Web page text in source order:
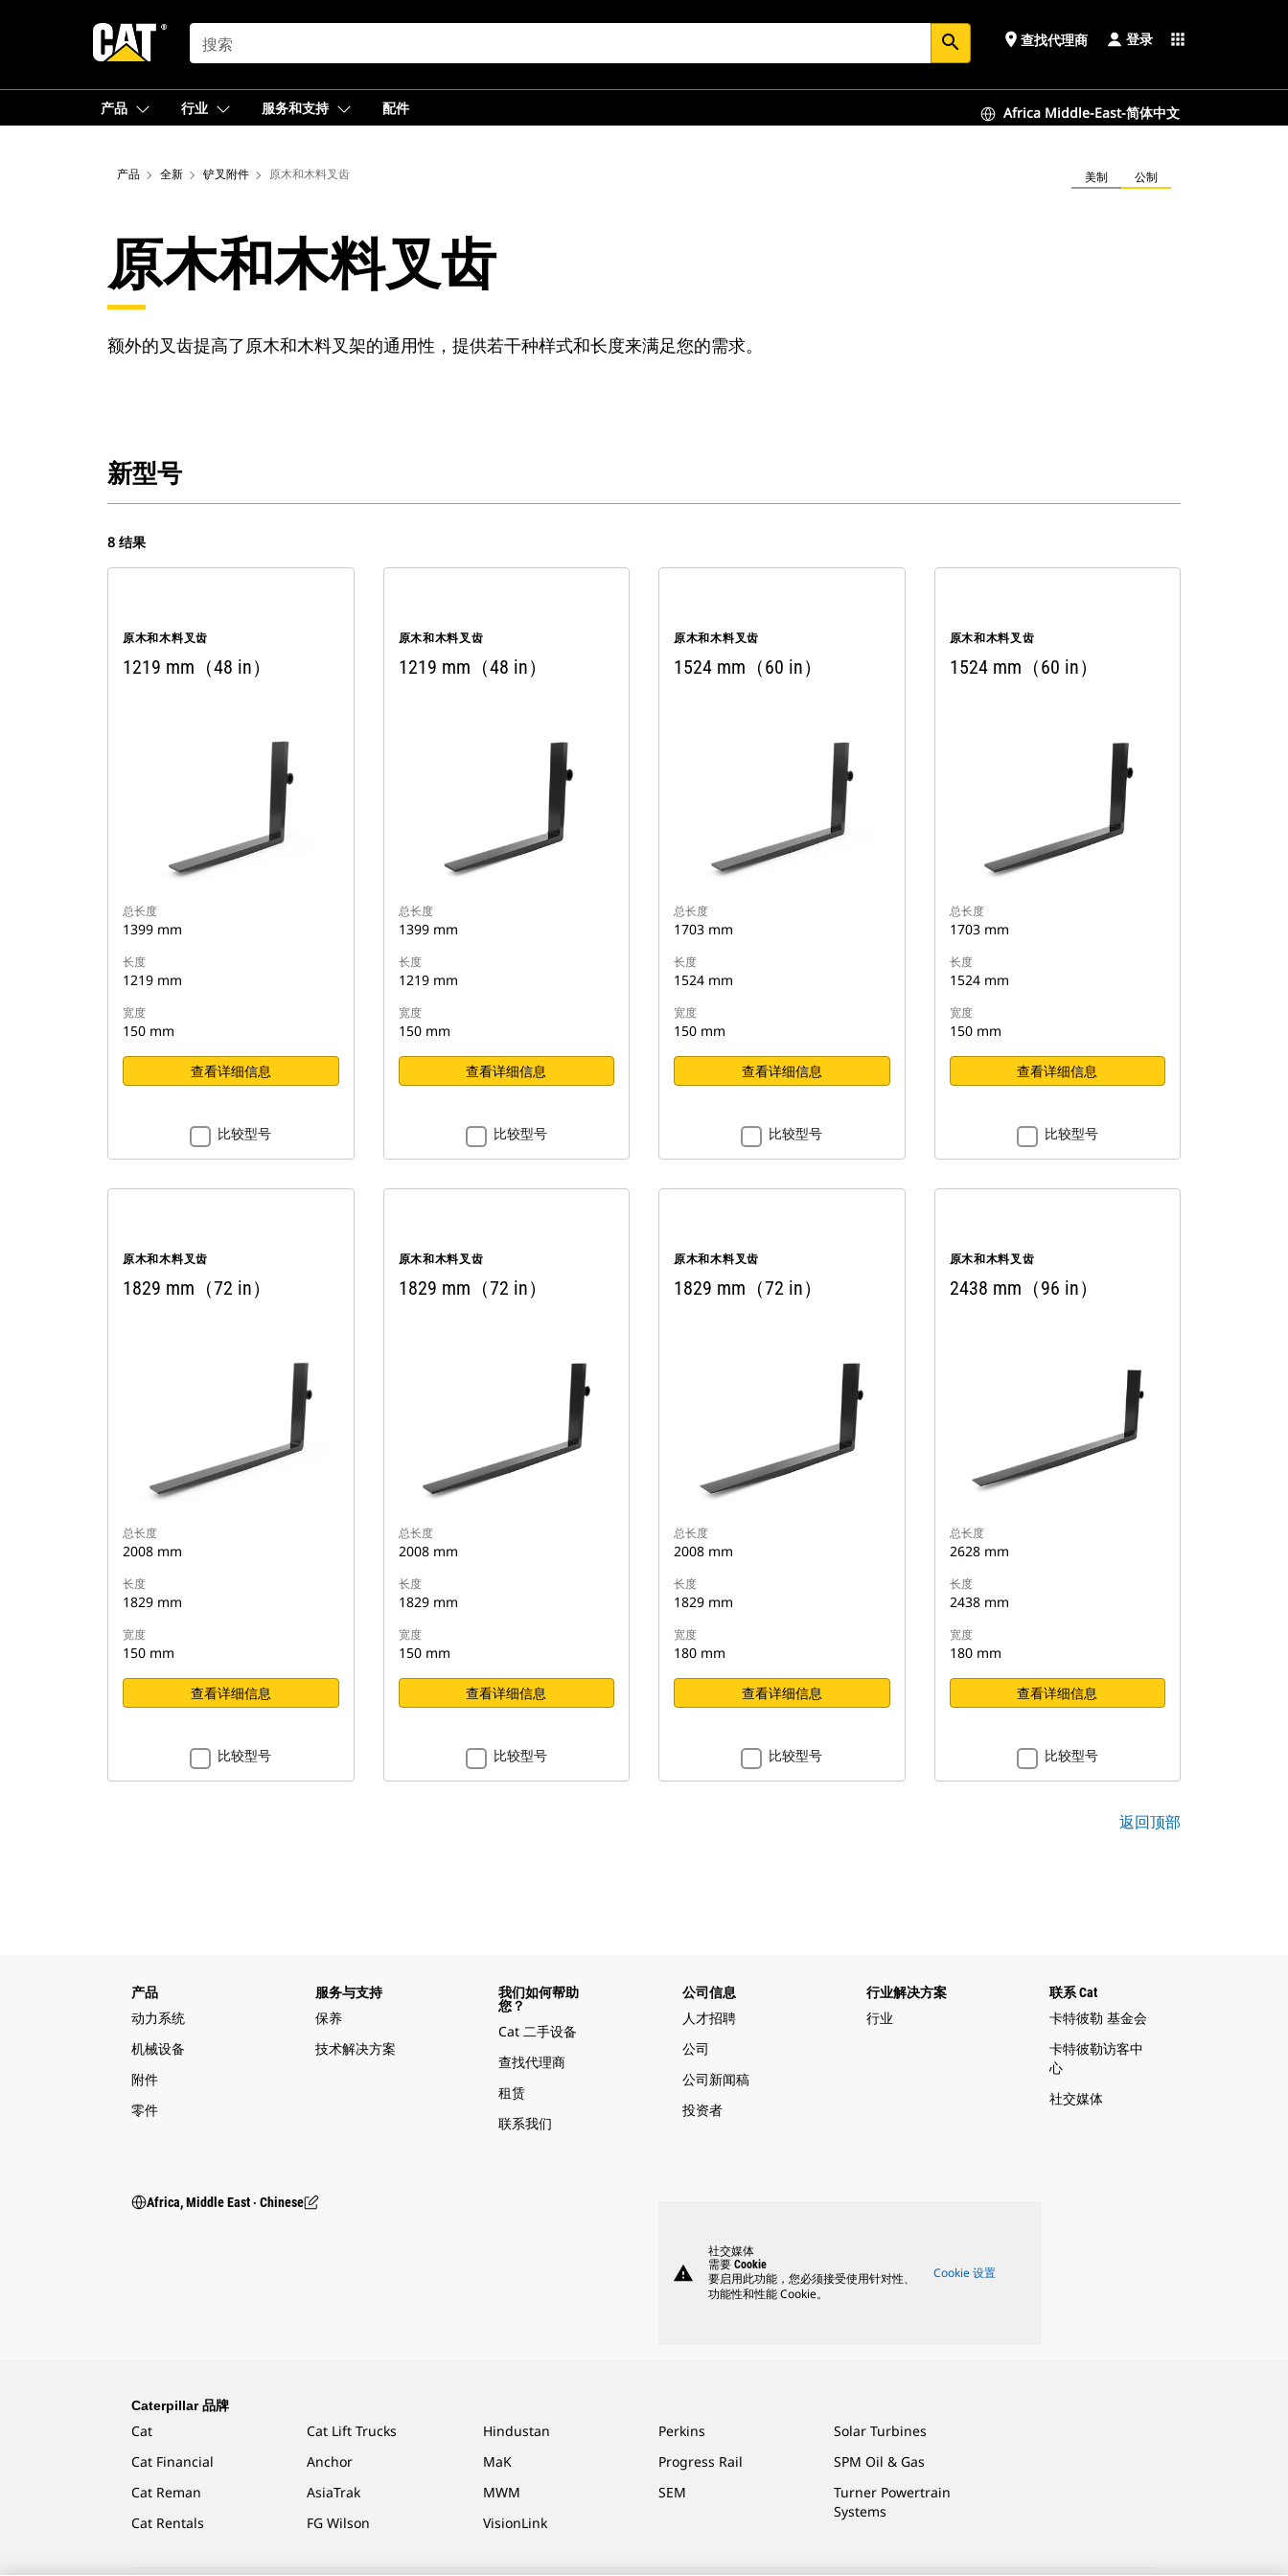
SEARCH search place 查找代理商 登录 apps
产品 行业 服务和支持 配件 Africa Middle-East-简体中文
产品 全新 铲叉附件 原木和木料叉齿 美制 公制
原木和木料叉齿
额外的叉齿提高了原木和木料叉架的通用性，提供若干种样式和长度来满足您的需求。
新型号
8 结果
原木和木料叉齿
1219 mm（48 in）
总长度
1399 mm
长度
1219 mm
宽度
150 mm
查看详细信息
比较型号
原木和木料叉齿
1219 mm（48 in）
总长度
1399 mm
长度
1219 mm
宽度
150 mm
查看详细信息
比较型号
原木和木料叉齿
1524 mm（60 in）
总长度
1703 mm
长度
1524 mm
宽度
150 mm
查看详细信息
比较型号
原木和木料叉齿
1524 mm（60 in）
总长度
1703 mm
长度
1524 mm
宽度
150 mm
查看详细信息
比较型号
原木和木料叉齿
1829 mm（72 in）
总长度
2008 mm
长度
1829 mm
宽度
150 mm
查看详细信息
比较型号
原木和木料叉齿
1829 mm（72 in）
总长度
2008 mm
长度
1829 mm
宽度
150 mm
查看详细信息
比较型号
原木和木料叉齿
1829 mm（72 in）
总长度
2008 mm
长度
1829 mm
宽度
180 mm
查看详细信息
比较型号
原木和木料叉齿
2438 mm（96 in）
总长度
2628 mm
长度
2438 mm
宽度
180 mm
查看详细信息
比较型号
返回顶部
产品
动力系统
机械设备
附件
零件
服务与支持
保养
技术解决方案
我们如何帮助
您？
Cat 二手设备
查找代理商
租赁
联系我们
公司信息
人才招聘
公司
公司新闻稿
投资者
行业解决方案
行业
联系 Cat
卡特彼勒 基金会
卡特彼勒访客中
心
社交媒体
Africa, Middle East ‧ Chinese
warning
社交媒体
需要 Cookie
要启用此功能，您必须接受使用针对性、
功能性和性能 Cookie。
Cookie 设置
Caterpillar 品牌
Cat
Cat Financial
Cat Reman
Cat Rentals
Cat Lift Trucks
Anchor
AsiaTrak
FG Wilson
Hindustan
MaK
MWM
VisionLink
Perkins
Progress Rail
SEM
Solar Turbines
SPM Oil & Gas
Turner Powertrain
Systems